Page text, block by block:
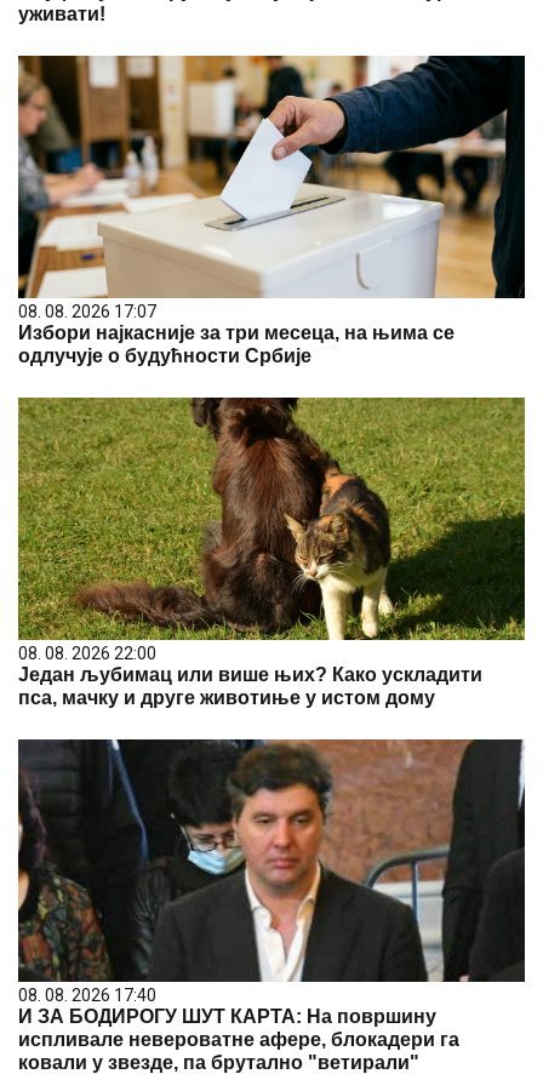
уживати!
08. 08. 2026 17:07
Избори најкасније за три месеца, на њима се
одлучује о будућности Србије
08. 08. 2026 22:00
Један љубимац или више њих? Како ускладити
пса, мачку и друге животиње у истом дому
08. 08. 2026 17:40
И ЗА БОДИРОГУ ШУТ КАРТА: На површину
испливале невероватне афере, блокадери га
ковали у звезде, па брутално "ветирали"